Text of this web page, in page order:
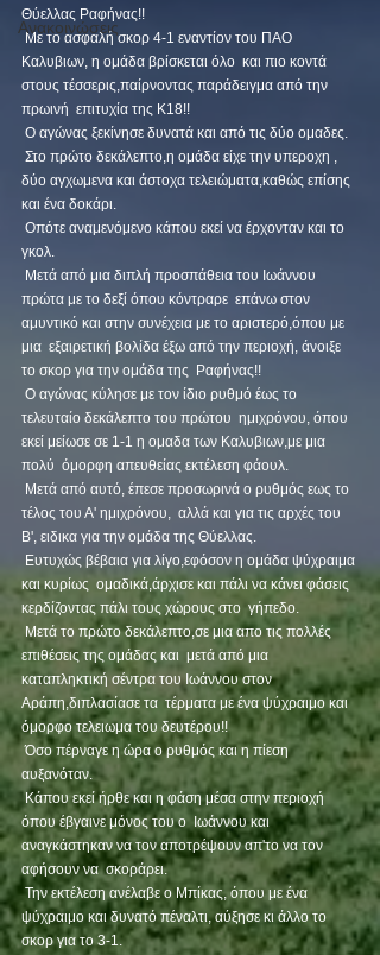
Ανακοινώσεις
Θύελλας Ραφήνας!!
Καλυβιων, η ομάδα βρίσκεται όλο  και πιο κοντά
στους τέσσερις,παίρνοντας παράδειγμα από την
πρωινή  επιτυχία της Κ18!!
Ο αγώνας ξεκίνησε δυνατά και από τις δύο ομαδες.
δύο αγχωμενα και άστοχα τελειώματα,καθώς επίσης
και ένα δοκάρι.
γκολ.
πρώτα με το δεξί όπου κόντραρε  επάνω στον
αμυντικό και στην συνέχεια με το αριστερό,όπου με
μια  εξαιρετική βολίδα έξω από την περιοχή, άνοιξε
το σκορ για την ομάδα της  Ραφήνας!!
τελευταίο δεκάλεπτο του πρώτου  ημιχρόνου, όπου
εκεί μείωσε σε 1-1 η ομαδα των Καλυβιων,με μια
πολύ  όμορφη απευθείας εκτέλεση φάουλ.
τέλος του Α' ημιχρόνου,  αλλά και για τις αρχές του
Β', ειδικα για την ομάδα της Θύελλας.
και κυρίως  ομαδικά,άρχισε και πάλι να κάνει φάσεις
κερδίζοντας πάλι τους χώρους στο  γήπεδο.
επιθέσεις της ομάδας και  μετά από μια
καταπληκτική σέντρα του Ιωάννου στον
Αράπη,διπλασίασε τα  τέρματα με ένα ψύχραιμο και
όμορφο τελειωμα του δευτέρου!!
Όσο πέρναγε η ώρα ο ρυθμός και η πίεση
αυξανόταν.
Κάπου εκεί ήρθε και η φάση μέσα στην περιοχή
όπου έβγαινε μόνος του ο  Ιωάννου και
αναγκάστηκαν να τον αποτρέψουν απ'το να τον
αφήσουν να  σκοράρει.
Την εκτέλεση ανέλαβε ο Μπίκας, όπου με ένα
ψύχραιμο και δυνατό πέναλτι, αύξησε κι άλλο το
σκορ για το 3-1.